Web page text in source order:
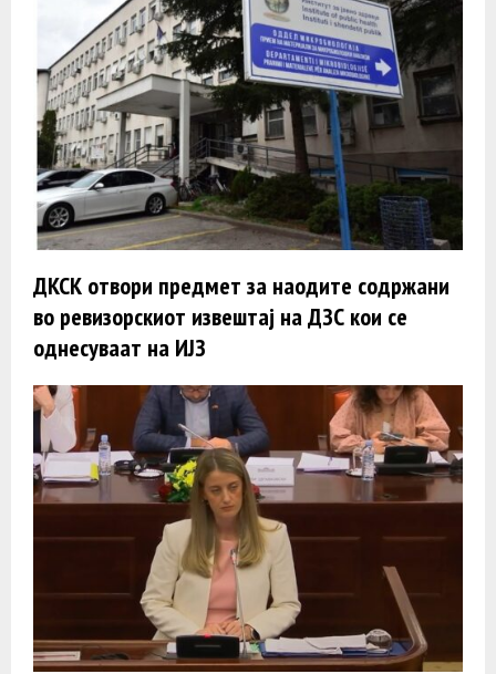
ДКСК отвори предмет за наодите содржани
во ревизорскиот извештај на ДЗС кои се
однесуваат на ИЈЗ